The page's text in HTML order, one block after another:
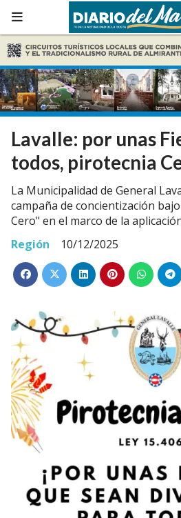
Lavalle: por unas
todos, pirotecnia
La Municipalidad de General
campaña de concientización
Cero" en el marco de la
Región
10/12/2025